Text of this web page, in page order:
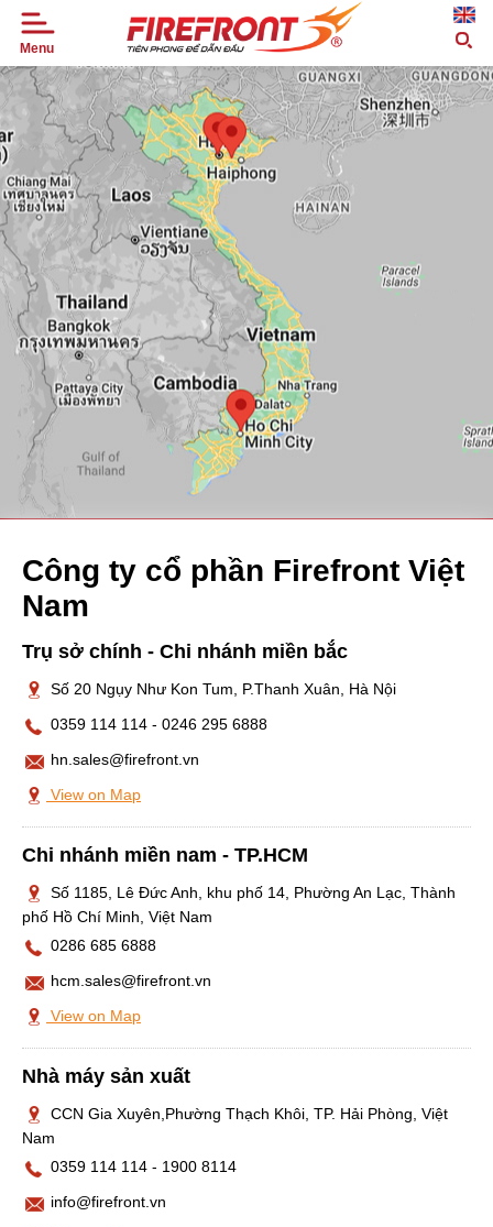
Menu
TRANG
CHỦ
GIỚI
SẢN
PHẨM
TIN
TỨC
DỰ
ÁN
ỨNG
DỤNG
ĐẠI
LÝ
TUYỂN
LIÊN
HỆ
Công ty cổ phần Firefront Việt
Nam
Trụ sở chính - Chi nhánh miền bắc
Số 20 Ngụy Như Kon Tum, P.Thanh Xuân, Hà Nội
0359 114 114 - 0246 295 6888
hn.sales@firefront.vn
View on Map
Chi nhánh miền nam - TP.HCM
Số 1185, Lê Đức Anh, khu phố 14, Phường An Lạc, Thành
phố Hồ Chí Minh, Việt Nam
0286 685 6888
hcm.sales@firefront.vn
View on Map
Nhà máy sản xuất
CCN Gia Xuyên,Phường Thạch Khôi, TP. Hải Phòng, Việt
Nam
0359 114 114 - 1900 8114
info@firefront.vn